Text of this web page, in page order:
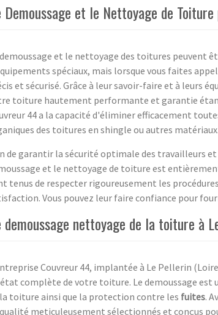
Demoussage et le Nettoyage de
et le nettoyage des toitures peuvent
spéciaux, mais lorsque vous faites
et sécurisé. Grâce à leur savoir-faire et à leurs
toiture hautement performante et garantie
44 a la capacité d'éliminer efficacement
des toitures en shingle ou autres matériaux.
de garantir la sécurité optimale des travailleurs et
et le nettoyage de toiture est
tenus de respecter rigoureusement les
Vous pouvez leur faire confiance pour
demoussage nettoyage de la toiture à
Couvreur 44, implantée à Le Pellerin
complète de votre toiture. Le demoussage
toiture ainsi que la protection contre les fuites.
meticuleusement sélectionnés et conçus